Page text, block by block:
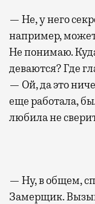
— Не, у него
например, может
Не понимаю.
деваются? Где
— Ой, да это
еще работала,
любила не
— Ну, в общем,
Замерщик.